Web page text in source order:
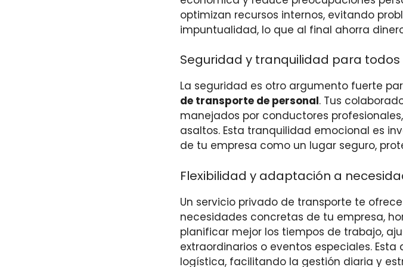
optimizan recursos internos, evitando
impuntualidad, lo que al final ahorra
Seguridad y tranquilidad para todos
La seguridad es otro argumento fuerte
de transporte de personal. Tus
manejados por conductores
asaltos. Esta tranquilidad emocional es
de tu empresa como un lugar seguro,
Flexibilidad y adaptación a
Un servicio privado de transporte te
necesidades concretas de tu empresa,
planificar mejor los tiempos de trabajo,
extraordinarios o eventos especiales.
logística, facilitando la gestión diaria y